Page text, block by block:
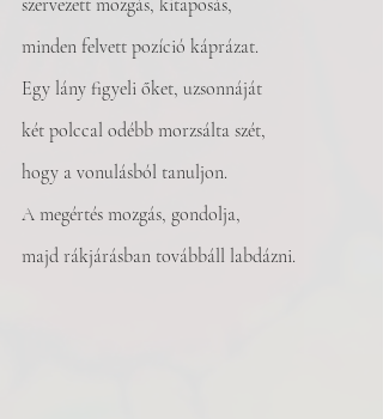
szervezett mozgás, kitaposás,
minden felvett pozíció káprázat.
Egy lány figyeli őket, uzsonnáját
két polccal odébb morzsálta szét,
hogy a vonulásból tanuljon.
A megértés mozgás, gondolja,
majd rákjárásban továbbáll labdázni.